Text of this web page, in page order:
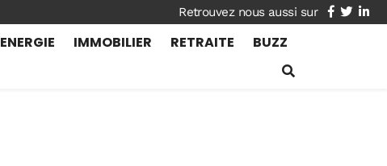
facebook
twitter
ENERGIE IMMOBILIER RETRAITE BUZZ